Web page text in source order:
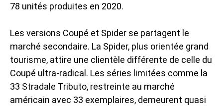
78 unités produites en 2020.
Les versions Coupé et Spider se partagent le
marché secondaire. La Spider, plus orientée grand
tourisme, attire une clientèle différente de celle du
Coupé ultra-radical. Les séries limitées comme la
33 Stradale Tributo, restreinte au marché
américain avec 33 exemplaires, demeurent quasi